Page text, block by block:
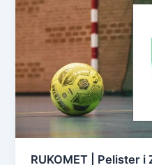
RUKOMET | Pelister